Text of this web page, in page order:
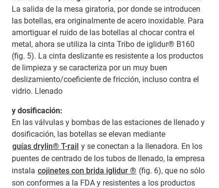
La salida de la mesa giratoria, por donde se introducen
las botellas, era originalmente de acero inoxidable. Para
amortiguar el ruido de las botellas al chocar contra el
metal, ahora se utiliza la cinta Tribo de iglidur® B160
(fig. 5). La cinta deslizante es resistente a los productos
de limpieza y se caracteriza por un muy buen
deslizamiento/coeficiente de fricción, incluso contra el
vidrio. Llenado
y dosificación:
En las válvulas y bombas de las estaciones de llenado y
dosificación, las botellas se elevan mediante
guías drylin® T-rail y se conectan a la llenadora. En los
puentes de centrado de los tubos de llenado, la empresa
instala cojinetes con brida iglidur ® (fig. 6), que no sólo
son conformes a la FDA y resistentes a los productos